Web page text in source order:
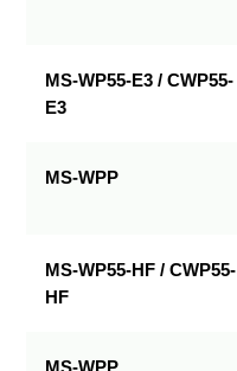
MS-WP55-E3 / CWP55-
E3
MS-WPP
MS-WP55-HF / CWP55-
HF
MS-WPP